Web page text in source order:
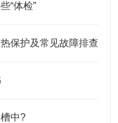
“体检”
保护及常见故障排查
中?